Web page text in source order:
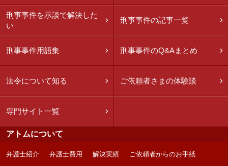
刑事事件を示談で解決した
い
刑事事件の記事一覧
刑事事件用語集 刑事事件のQ&Aまとめ
法令について知る ご依頼者さまの体験談
専門サイト一覧
アトムについて
弁護士紹介 弁護士費用 解決実績 ご依頼者からのお手紙